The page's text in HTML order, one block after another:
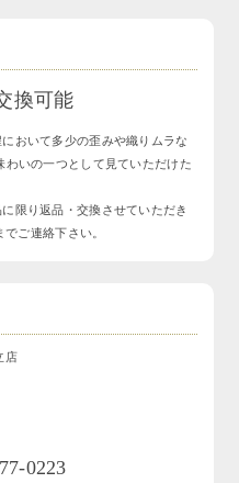
換可能
おいて多少の歪みや織りムラな
わいの一つとして見ていただけた
限り返品・交換させていただき
ご連絡下さい。
店
0223